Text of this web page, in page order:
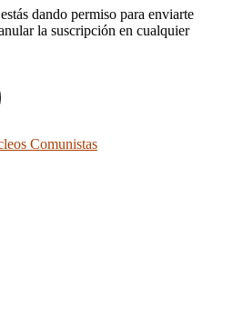
dando permiso para enviarte
la suscripción en cualquier
Comunistas